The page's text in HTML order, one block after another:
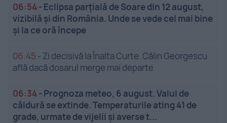
06:54- Eclipsa parțială de Soare din 12 august,
vizibilă și din România. Unde se vede cel mai bine
și la ce oră începe
06:45 - Zi decisivă la Înalta Curte. Călin Georgescu
află dacă dosarul merge mai departe
06:34- Prognoza meteo, 6 august. Valul de
căldură se extinde. Temperaturile ating 41 de
grade, urmate de vijelii și averse t...